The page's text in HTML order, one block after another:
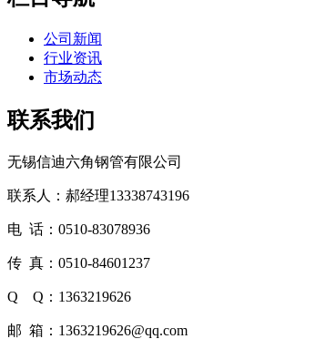
公司新闻
行业资讯
市场动态
联系我们
无锡信迪六角钢管有限公司
联系人：郝经理13338743196
电 话：0510-83078936
传 真：0510-84601237
Q Q：1363219626
邮 箱：1363219626@qq.com